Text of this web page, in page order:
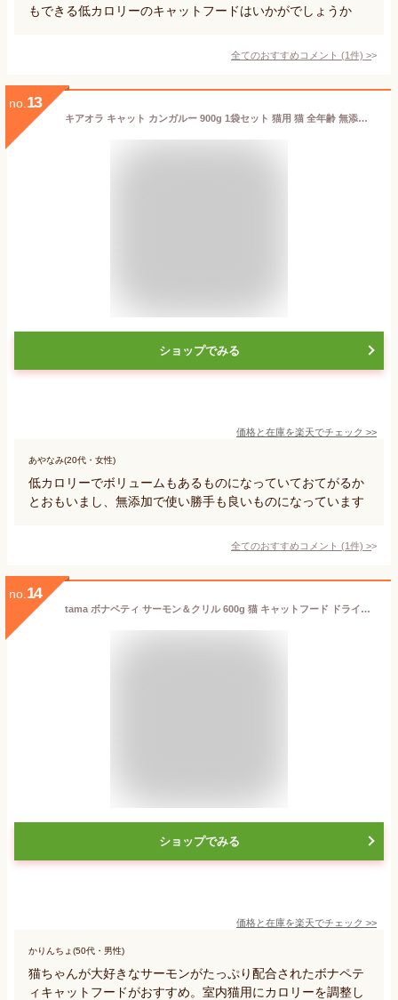
もできる低カロリーのキャットフードはいかがでしょうか
全てのおすすめコメント (1件) >
no. 13
キアオラ キャット カンガルー 900g 1袋セット 猫用 猫 全年齢 無添加 穀物不使用 正規品 栄養食 健康 サポート 低脂肪 低コレステロール 低カロリー ヘルシー ミート ネコのエサ 猫のごはん ドライ ドライフード キャットフード グレインフリー カンガルー肉 赤身肉 Kia Ora
ショップでみる
価格と在庫を楽天でチェック >>
あやなみ(20代・女性)
低カロリーでボリュームもあるものになっていておてがるか
とおもいまし、無添加で使い勝手も良いものになっています
全てのおすすめコメント (1件) >
no. 14
tama ボナペティ サーモン＆クリル 600g 猫 キャットフード ドライフード グレインフリー ミールフリー 成猫 魚肉 MCTオイル クランベリー 低カロリー
ショップでみる
価格と在庫を楽天でチェック >>
かりんちょ(50代・男性)
猫ちゃんが大好きなサーモンがたっぷり配合されたボナペテ
ィキャットフードがおすすめ。室内猫用にカロリーを調整し